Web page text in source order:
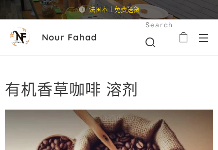
法国本土免费送货
Nour Fahad
Search
有机香草咖啡 溶剂